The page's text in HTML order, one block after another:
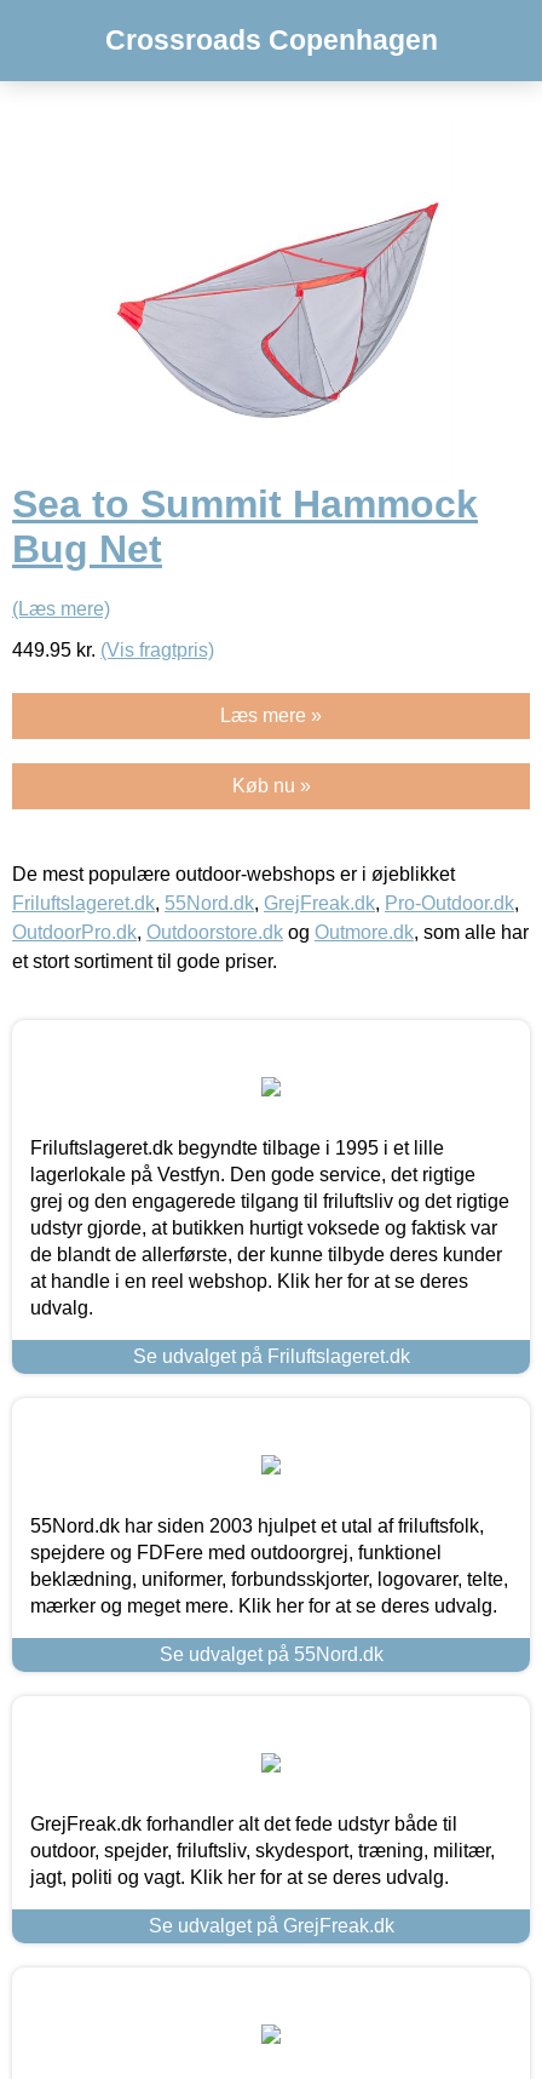
Crossroads Copenhagen
Sea to Summit Hammock
Bug Net
(Læs mere)
449.95 kr. (Vis fragtpris)
Læs mere »
Køb nu »
De mest populære outdoor-webshops er i øjeblikket
Friluftslageret.dk, 55Nord.dk, GrejFreak.dk, Pro-Outdoor.dk,
OutdoorPro.dk, Outdoorstore.dk og Outmore.dk, som alle har
et stort sortiment til gode priser.
Friluftslageret.dk begyndte tilbage i 1995 i et lille
lagerlokale på Vestfyn. Den gode service, det rigtige
grej og den engagerede tilgang til friluftsliv og det rigtige
udstyr gjorde, at butikken hurtigt voksede og faktisk var
de blandt de allerførste, der kunne tilbyde deres kunder
at handle i en reel webshop. Klik her for at se deres
udvalg.
Se udvalget på Friluftslageret.dk
55Nord.dk har siden 2003 hjulpet et utal af friluftsfolk,
spejdere og FDFere med outdoorgrej, funktionel
beklædning, uniformer, forbundsskjorter, logovarer, telte,
mærker og meget mere. Klik her for at se deres udvalg.
Se udvalget på 55Nord.dk
GrejFreak.dk forhandler alt det fede udstyr både til
outdoor, spejder, friluftsliv, skydesport, træning, militær,
jagt, politi og vagt. Klik her for at se deres udvalg.
Se udvalget på GrejFreak.dk